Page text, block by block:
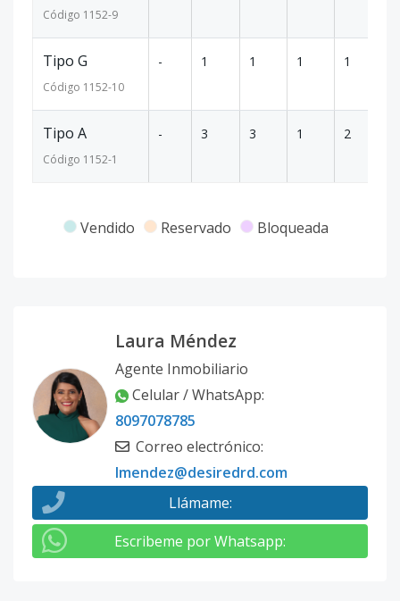
Código 1152-9
Tipo G
Código 1152-10
- 1 1 1 1
Tipo A
Código 1152-1
- 3 3 1 2
Vendido Reservado Bloqueada
Laura Méndez
Agente Inmobiliario
Celular / WhatsApp:
8097078785
Correo electrónico:
lmendez@desiredrd.com
Llámame:
Escribeme por Whatsapp: